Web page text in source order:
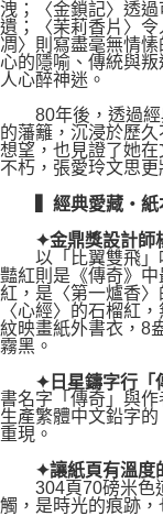
洩；〈金鎖記〉透
遺；〈茉莉香片〉
凋〉則寫盡毫無情
心的隱喻、傳統與
人心醉神迷。
80年後，透過經
的藩籬，沉浸於歷
想望，也見證了她
不朽，張愛玲文思更
▍經典愛藏‧紙
✦金鼎獎設計師
以「比翼雙飛」
豔紅則是《傳奇》
紅，是〈第一爐香
〈心經〉的石榴紅
紋映畫紙外書衣，8
霧黑。
✦日星鑄字行「
書名字「傳奇」與
生產繁體中文鉛字
重現。
✦讓紙頁有溫度
304頁70磅米色道
觸，是時光的痕跡，